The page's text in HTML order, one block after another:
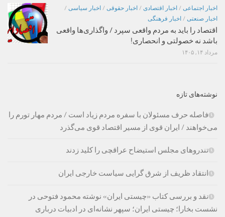
اخبار اجتماعی / اخبار اقتصادی / اخبار حقوقی / اخبار سیاسی /
اخبار صنعتی / اخبار فرهنگی
اقتصاد را باید به مردم واقعی سپرد / واگذاری‌ها واقعی
باشد نه خصولتی و انحصاری!
مرداد ۱۴, ۱۴۰۵
نوشته‌های تازه
فاصله حرف مسئولان با سفره مردم زیاد است / مردم مهار تورم را
می‌خواهند / ایران قوی از مسیر اقتصاد قوی می‌گذرد
تندروهای مجلس استیضاح عراقچی را کلید زدند
انتقاد ظریف از شرق گرایی سیاست خارجی ایران
نقد و بررسی کتاب «چیستی ایران» نوشته محمود فتوحی در
نشست بخارا؛ چیستی ایران؛ سپهر نشانه‌ای در ادبیات درباری